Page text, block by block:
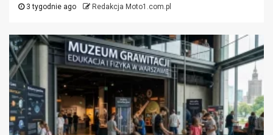
3 tygodnie ago Redakcja Moto1.com.pl